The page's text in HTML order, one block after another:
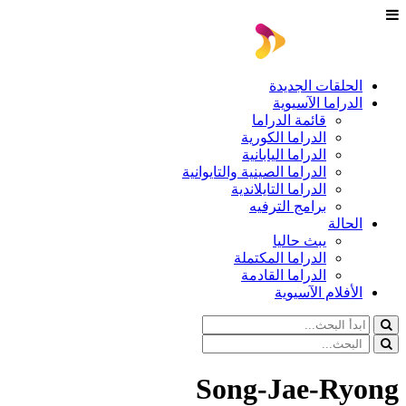
الحلقات الجديدة
الدراما الآسيوية
قائمة الدراما
الدراما الكورية
الدراما اليابانية
الدراما الصينية والتايوانية
الدراما التايلاندية
برامج الترفيه
الحالة
يبث حاليا
الدراما المكتملة
الدراما القادمة
الأفلام الآسيوية
Song-Jae-Ryong